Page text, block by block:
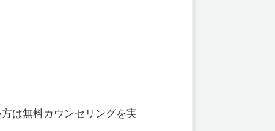
は無料カウンセリングを実